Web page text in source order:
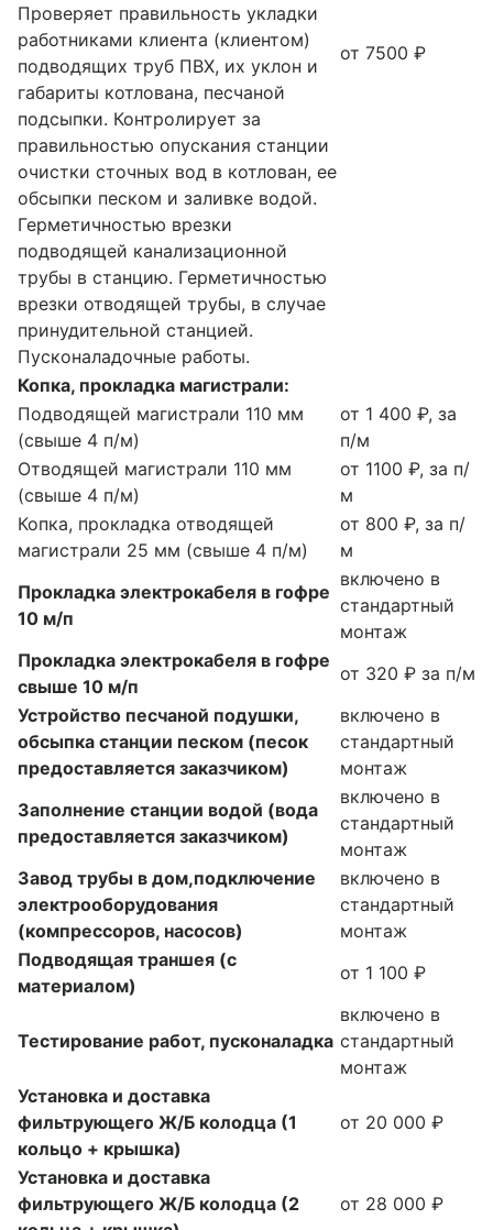
Проверяет правильность укладки
работниками клиента (клиентом)
подводящих труб ПВХ, их уклон и
габариты котлована, песчаной
подсыпки. Контролирует за
правильностью опускания станции
очистки сточных вод в котлован, ее
обсыпки песком и заливке водой.
Герметичностью врезки
подводящей канализационной
трубы в станцию. Герметичностью
врезки отводящей трубы, в случае
принудительной станцией.
Пусконаладочные работы.
от 7500 ₽
Копка, прокладка магистрали:
Подводящей магистрали 110 мм
(свыше 4 п/м)
от 1 400 ₽, за
п/м
Отводящей магистрали 110 мм
(свыше 4 п/м)
от 1100 ₽, за п/
м
Копка, прокладка отводящей
магистрали 25 мм (свыше 4 п/м)
от 800 ₽, за п/
м
Прокладка электрокабеля в гофре
10 м/п
включено в
стандартный
монтаж
Прокладка электрокабеля в гофре
свыше 10 м/п
от 320 ₽ за п/м
Устройство песчаной подушки,
обсыпка станции песком (песок
предоставляется заказчиком)
включено в
стандартный
монтаж
Заполнение станции водой (вода
предоставляется заказчиком)
включено в
стандартный
монтаж
Завод трубы в дом,подключение
электрооборудования
(компрессоров, насосов)
включено в
стандартный
монтаж
Подводящая траншея (с
материалом)
от 1 100 ₽
Тестирование работ, пусконаладка
включено в
стандартный
монтаж
Установка и доставка
фильтрующего Ж/Б колодца (1
кольцо + крышка)
от 20 000 ₽
Установка и доставка
фильтрующего Ж/Б колодца (2
от 28 000 ₽